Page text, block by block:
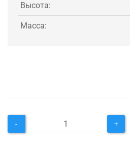
Высота:
Масса:
- +